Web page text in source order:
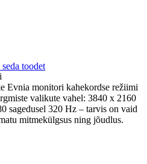
toodet
Evnia monitori kahekordse režiimi
valikute vahel: 3840 x 2160
sagedusel 320 Hz – tarvis on vaid
mitmekülgsus ning jõudlus.